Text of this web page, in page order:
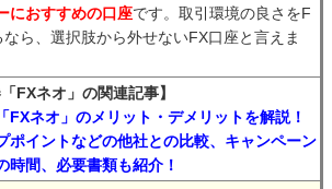
におすすめの口座です。取引環境の良さをF
ら、選択肢から外せないFX口座と言えま
FXネオ」の関連記事】
FXネオ」のメリット・デメリットを解説！
ポイントなどの他社との比較、キャンペーン
時間、必要書類も紹介！